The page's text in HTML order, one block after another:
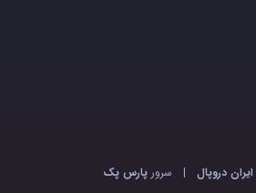
ایران دروپال | سرور پارس پک